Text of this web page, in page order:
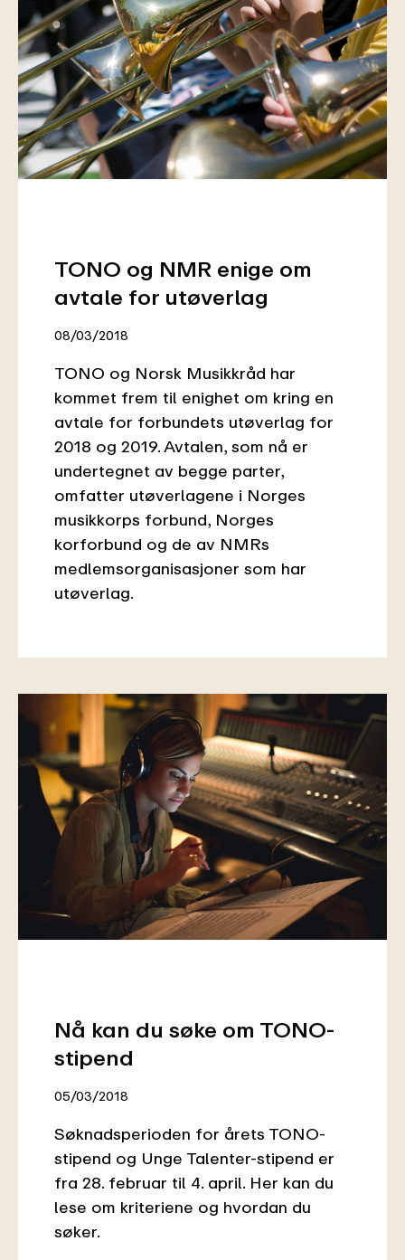
TONO og NMR enige om
avtale for utøverlag
08/03/2018
TONO og Norsk Musikkråd har
kommet frem til enighet om kring en
avtale for forbundets utøverlag for
2018 og 2019. Avtalen, som nå er
undertegnet av begge parter,
omfatter utøverlagene i Norges
musikkorps forbund, Norges
korforbund og de av NMRs
medlemsorganisasjoner som har
utøverlag.
Nå kan du søke om TONO-
stipend
05/03/2018
Søknadsperioden for årets TONO-
stipend og Unge Talenter-stipend er
fra 28. februar til 4. april. Her kan du
lese om kriteriene og hvordan du
søker.